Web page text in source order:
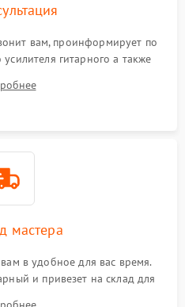
вам, проинформирует по
гитарного а также
мастера
в удобное для вас время.
и привезет на склад для